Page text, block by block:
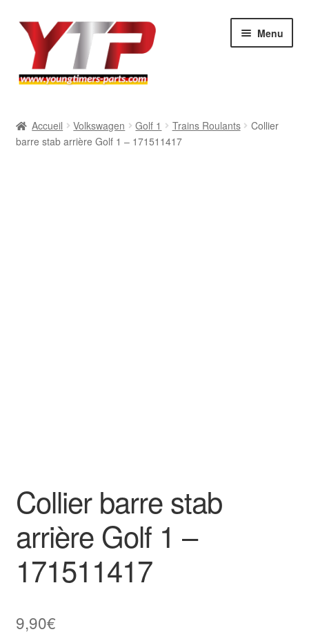
Aller
navigation
Aller
contenu
Menu
BMW
Accueil Volkswagen Golf 1 Trains Roulants
Collier
barre stab arrière Golf 1 – 171511417
Collier barre stab
arrière Golf 1 –
171511417
9,90€